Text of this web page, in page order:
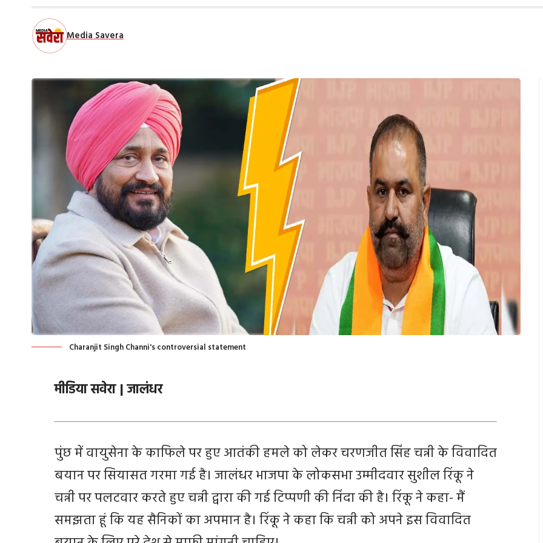
Media Savera
Charanjit Singh Channi's controversial statement
मीडिया सवेरा | जालंधर
पुंछ में वायुसेना के काफिले पर हुए आतंकी हमले को लेकर चरणजीत सिंह चन्नी के विवादित
बयान पर सियासत गरमा गई है। जालंधर भाजपा के लोकसभा उम्मीदवार सुशील रिंकू ने
चन्नी पर पलटवार करते हुए चन्नी द्वारा की गई टिप्पणी की निंदा की है। रिंकू ने कहा- मैं
समझता हूं कि यह सैनिकों का अपमान है। रिंकू ने कहा कि चन्नी को अपने इस विवादित